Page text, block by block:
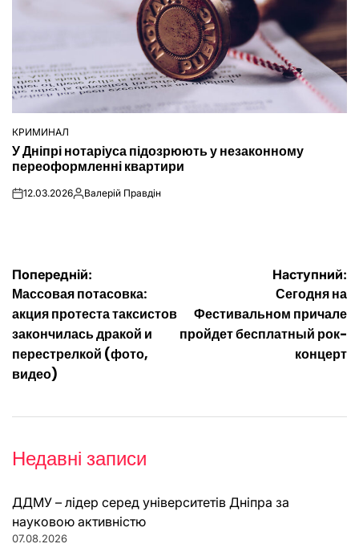
ОПУБЛІКУВАТИ
У
КРИМИНАЛ
У Дніпрі нотаріуса підозрюють у незаконному
переоформленні квартири
on12.03.2026Опубліковано
Валерій Правдін
Навігація
записів
Попередній:
Массовая потасовка:
акция протеста таксистов
закончилась дракой и
перестрелкой (фото,
видео)
Наступний:
Сегодня на
Фестивальном причале
пройдет бесплатный рок-
концерт
Недавні записи
ДДМУ – лідер серед університетів Дніпра за
науковою активністю
07.08.2026